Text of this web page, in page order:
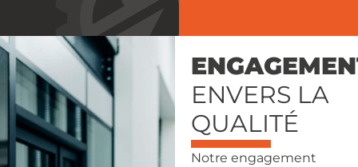
ENVERS LA
QUALITÉ
Notre engagement